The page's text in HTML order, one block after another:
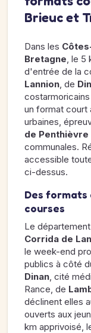
Brieuc et
Dans les
Bretagne, le 5
d'entrée de la
Lannion, de
un format court
urbaines,
de Penthièvre
communales.
accessible
ci-dessus.
Des formats
courses
Le
Corrida de
le week-end
publics à côté
Dinan, cité
Rance, de
déclinent elles
ouverts aux
km apprivoisé,